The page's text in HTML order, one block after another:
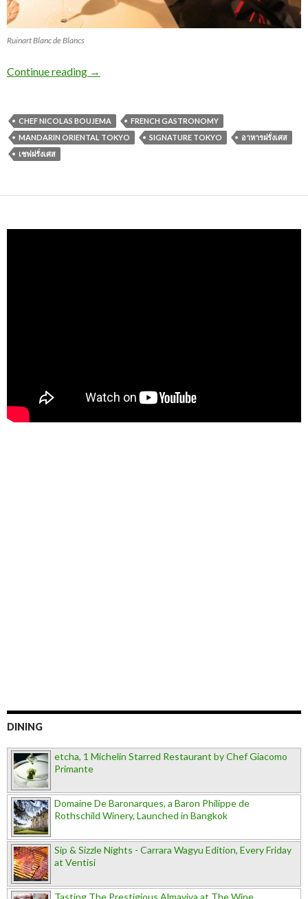
Ruinart Blanc de Blancs
Continue reading →
CHEF NICOLAS BOUJEMA
FRENCH GASTRONOMY
MANDARIN ORIENTAL TOKYO
SIGNATURE TOKYO
อาหารฝรั่งเศส
เชฟฝรั่งเศส
DINING
etcha, 1 Michelin Starred Restaurant by Chef Giacomo
Primante
Domaine De Baronarques, a Baron Philippe de
Rothschild Winery, Launched in Bangkok
Sip & Sizzle Nights - Carrara Wagyu Edition, Every Friday
at Ventisi
Tasting The Prestigious Almaviva at The Wine